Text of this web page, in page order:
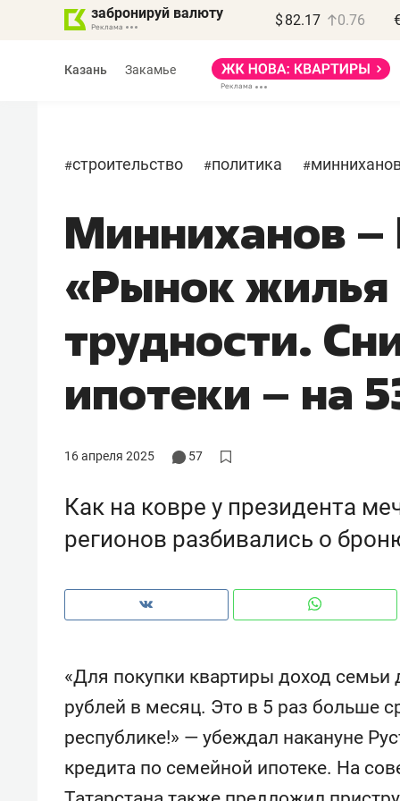
забронируй валюту $ 82.17 0.76
Казань Закамье
#строительство #политика #
Минниханов –
«Рынок жилья
трудности.
ипотеки – на
16 апреля 2025 57
Как на ковре у президента
регионов разбивались о
«Для покупки квартиры доход
рублей в месяц. Это в 5 раз больше
республике!» — убеждал накануне
кредита по семейной ипотеке. На
Василь Мазитов
МАРТ
«Не зная местных
правил, бизнес может
потерять минимум
Как бизнесу выйти на зарубежные
Как ГК «МИР ГРУПП» и ВТБ
создают оазис жилого
комфорта под Казанью
150
ID